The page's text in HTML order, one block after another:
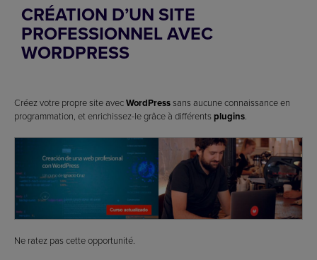
CRÉATION D’UN SITE
PROFESSIONNEL AVEC
WORDPRESS
Créez votre propre site avecWordPresssans aucune connaissance en
programmation, et enrichissez-le grâce à différents plugins
Ne ratez pas cette opportunité.